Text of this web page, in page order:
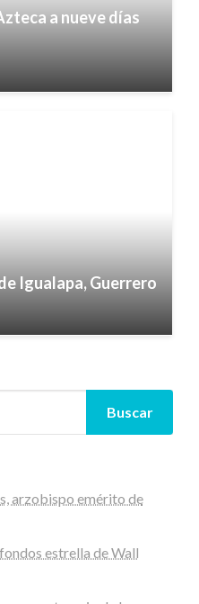
a nueve días
Igualapa, Guerrero
Buscar
arzobispo emérito de
estrella de Wall